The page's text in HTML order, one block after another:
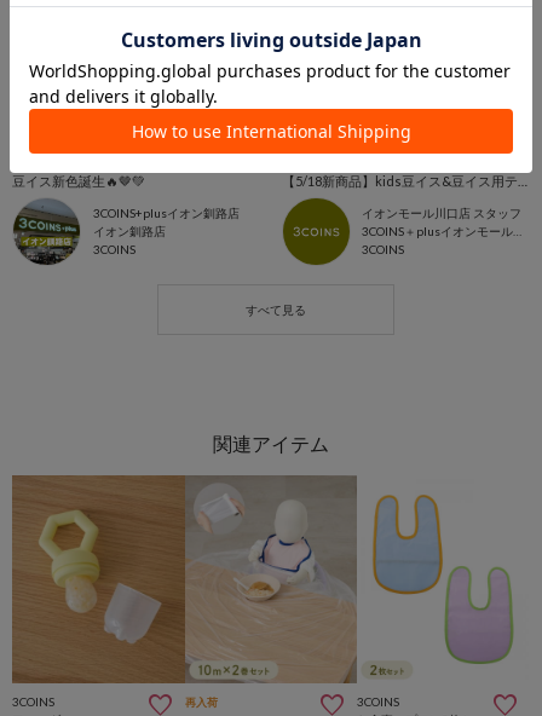
豆イス新色誕生🔥🤎💚
3COINS+plusイオン釧路店
イオン釧路店
3COINS
イオンモール川口店 スタッフ
3COINS
3COINS
再入荷
3COINS